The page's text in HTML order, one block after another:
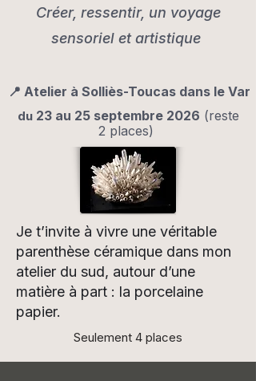
Créer, ressentir, un voyage
sensoriel et artistique
📍 Atelier à Solliès-Toucas dans le Var
du 23 au 25 septembre 2026 (reste
2 places) ​​
Je t’invite à vivre une véritable
parenthèse céramique dans mon
atelier du sud, autour d’une
matière à part : la porcelaine
papier.
Seulement 4 places